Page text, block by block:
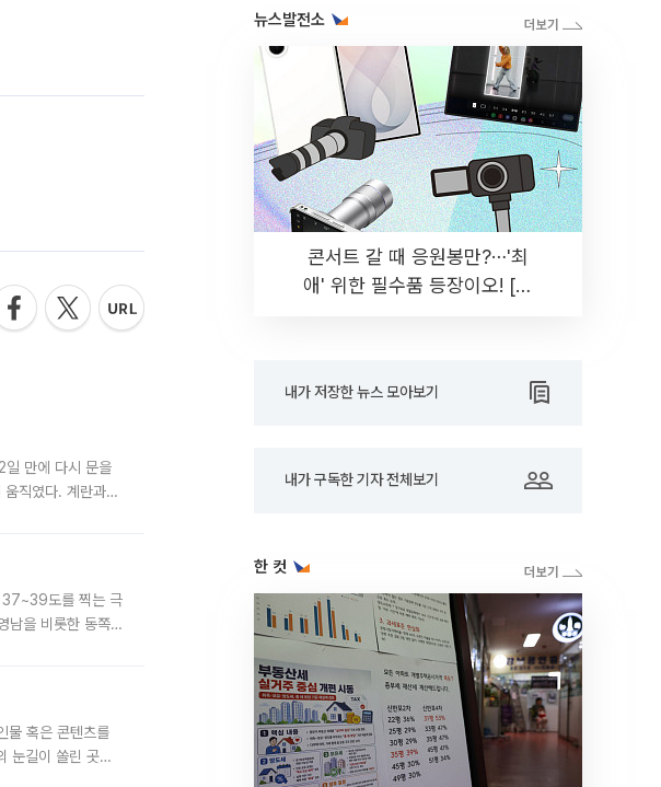
일 만에 다시 문을
움직였다. 계란과
37~39도를 찍는 극
남을 비롯한 동쪽
물 혹은 콘텐츠를
눈길이 쏠린 곳은
뉴스발전소
콘서트 갈 때 응원봉만?⋯'최
애' 위한 필수품 등장이오! [솔
내가 저장한 뉴스 모아보기
내가 구독한 기자 전체보기
한 컷